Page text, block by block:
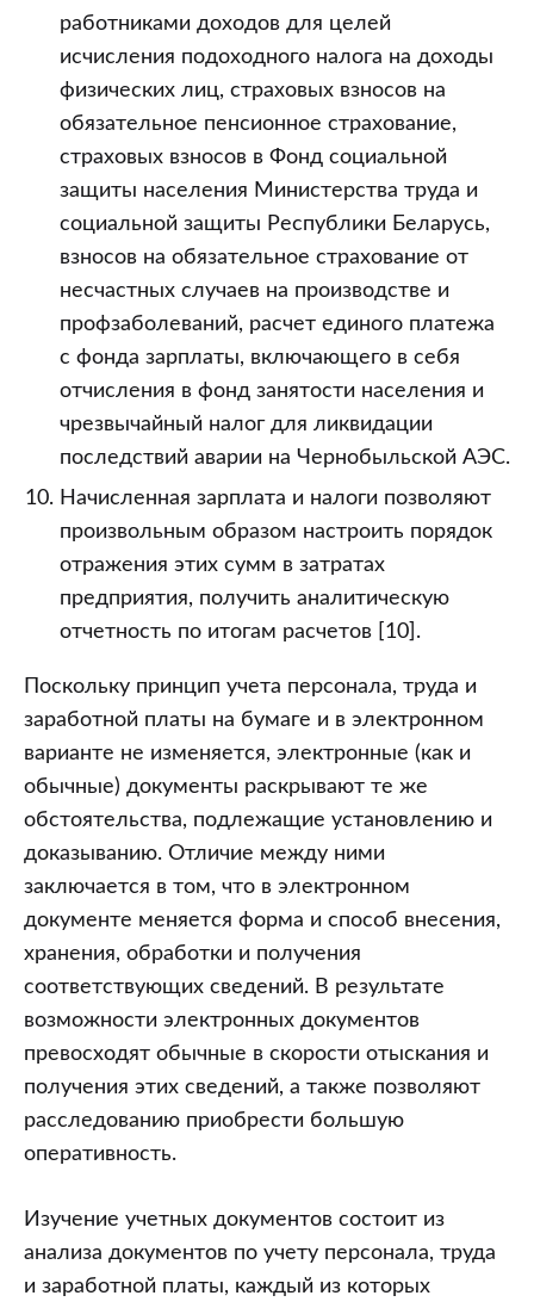
работниками доходов для целей
исчисления подоходного налога на доходы
физических лиц, страховых взносов на
обязательное пенсионное страхование,
страховых взносов в Фонд социальной
защиты населения Министерства труда и
социальной защиты Республики Беларусь,
взносов на обязательное страхование от
несчастных случаев на производстве и
профзаболеваний, расчет единого платежа
с фонда зарплаты, включающего в себя
отчисления в фонд занятости населения и
чрезвычайный налог для ликвидации
последствий аварии на Чернобыльской АЭС.
Начисленная зарплата и налоги позволяют
произвольным образом настроить порядок
отражения этих сумм в затратах
предприятия, получить аналитическую
отчетность по итогам расчетов [10].
Поскольку принцип учета персонала, труда и
заработной платы на бумаге и в электронном
варианте не изменяется, электронные (как и
обычные) документы раскрывают те же
обстоятельства, подлежащие установлению и
доказыванию. Отличие между ними
заключается в том, что в электронном
документе меняется форма и способ внесения,
хранения, обработки и получения
соответствующих сведений. В результате
возможности электронных документов
превосходят обычные в скорости отыскания и
получения этих сведений, а также позволяют
расследованию приобрести большую
оперативность.
Изучение учетных документов состоит из
анализа документов по учету персонала, труда
и заработной платы, каждый из которых